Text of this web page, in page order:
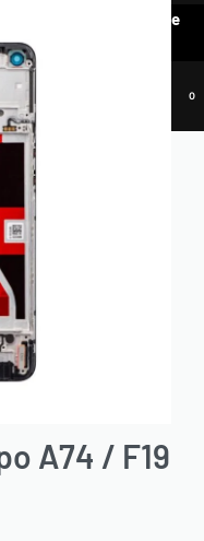
e nevoie să te
0
A74 / F19